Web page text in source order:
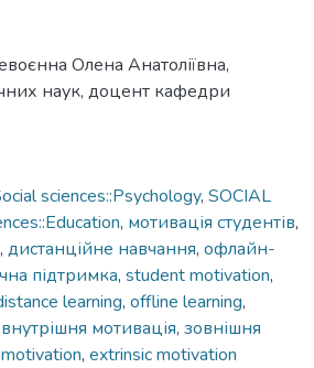
Олена Анатоліївна,
наук, доцент кафедри
sciences::Psychology, SOCIAL
, мотивація студентів,
, дистанційне навчання, офлайн-
підтримка, student motivation,
learning, offline learning,
внутрішня мотивація, зовнішня
, extrinsic motivation